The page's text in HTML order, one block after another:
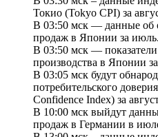
Токио (Tokyo CPI) за
В 03:50 мск — данные об
продаж в Японии за июль.
В 03:50 мск —
производства в Японии
В 03:05 мск будут
потребительского
Confidence Index) за
В 10:00 мск выйдут
продаж в Германии в